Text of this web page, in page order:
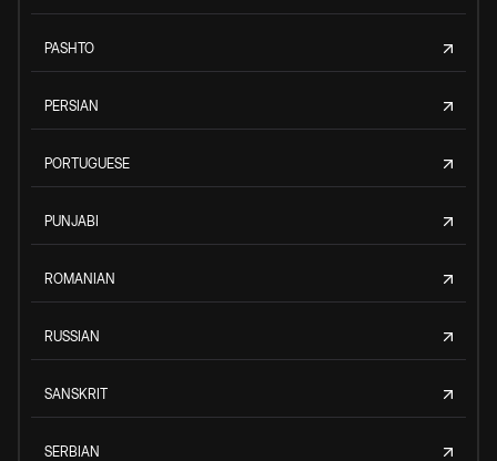
PASHTO
PERSIAN
PORTUGUESE
PUNJABI
ROMANIAN
RUSSIAN
SANSKRIT
SERBIAN